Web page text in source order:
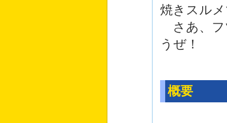
焼きスル
さあ、フ
うぜ！
概要